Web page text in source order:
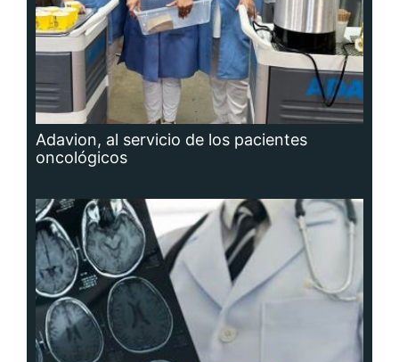
Adavion, al servicio de los pacientes
oncológicos